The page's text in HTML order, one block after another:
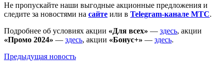
Не пропускайте наши выгодные акционные предложения и
следите за новостями на сайте или в Telegram-канале МТС.
Подробнее об условиях акции «Для всех» — здесь, акции
«Промо 2024» — здесь, акции «Бонус+» — здесь.
Предыдущая новость